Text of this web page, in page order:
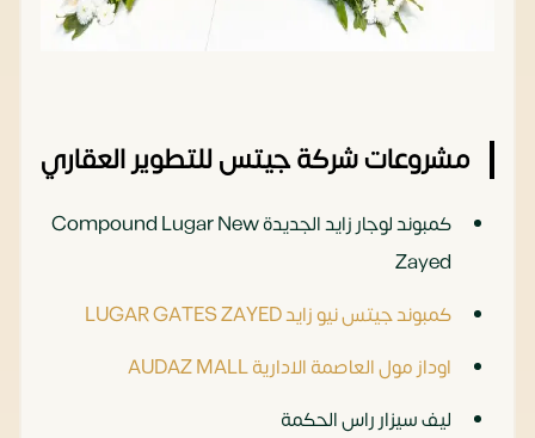
مشروعات شركة جيتس للتطوير العقاري
كمبوند لوجار زايد الجديدة Compound Lugar New
Zayed
كمبوند جيتس نيو زايد LUGAR GATES ZAYED
اوداز مول العاصمة الادارية AUDAZ MALL
ليف سيزار راس الحكمة